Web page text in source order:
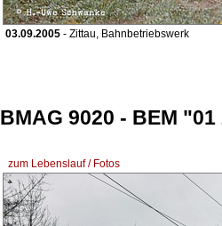
03.09.2005- Zittau, Bahnbetriebswerk
BMAG 9020 - BEM
zum Lebenslauf / Fotos